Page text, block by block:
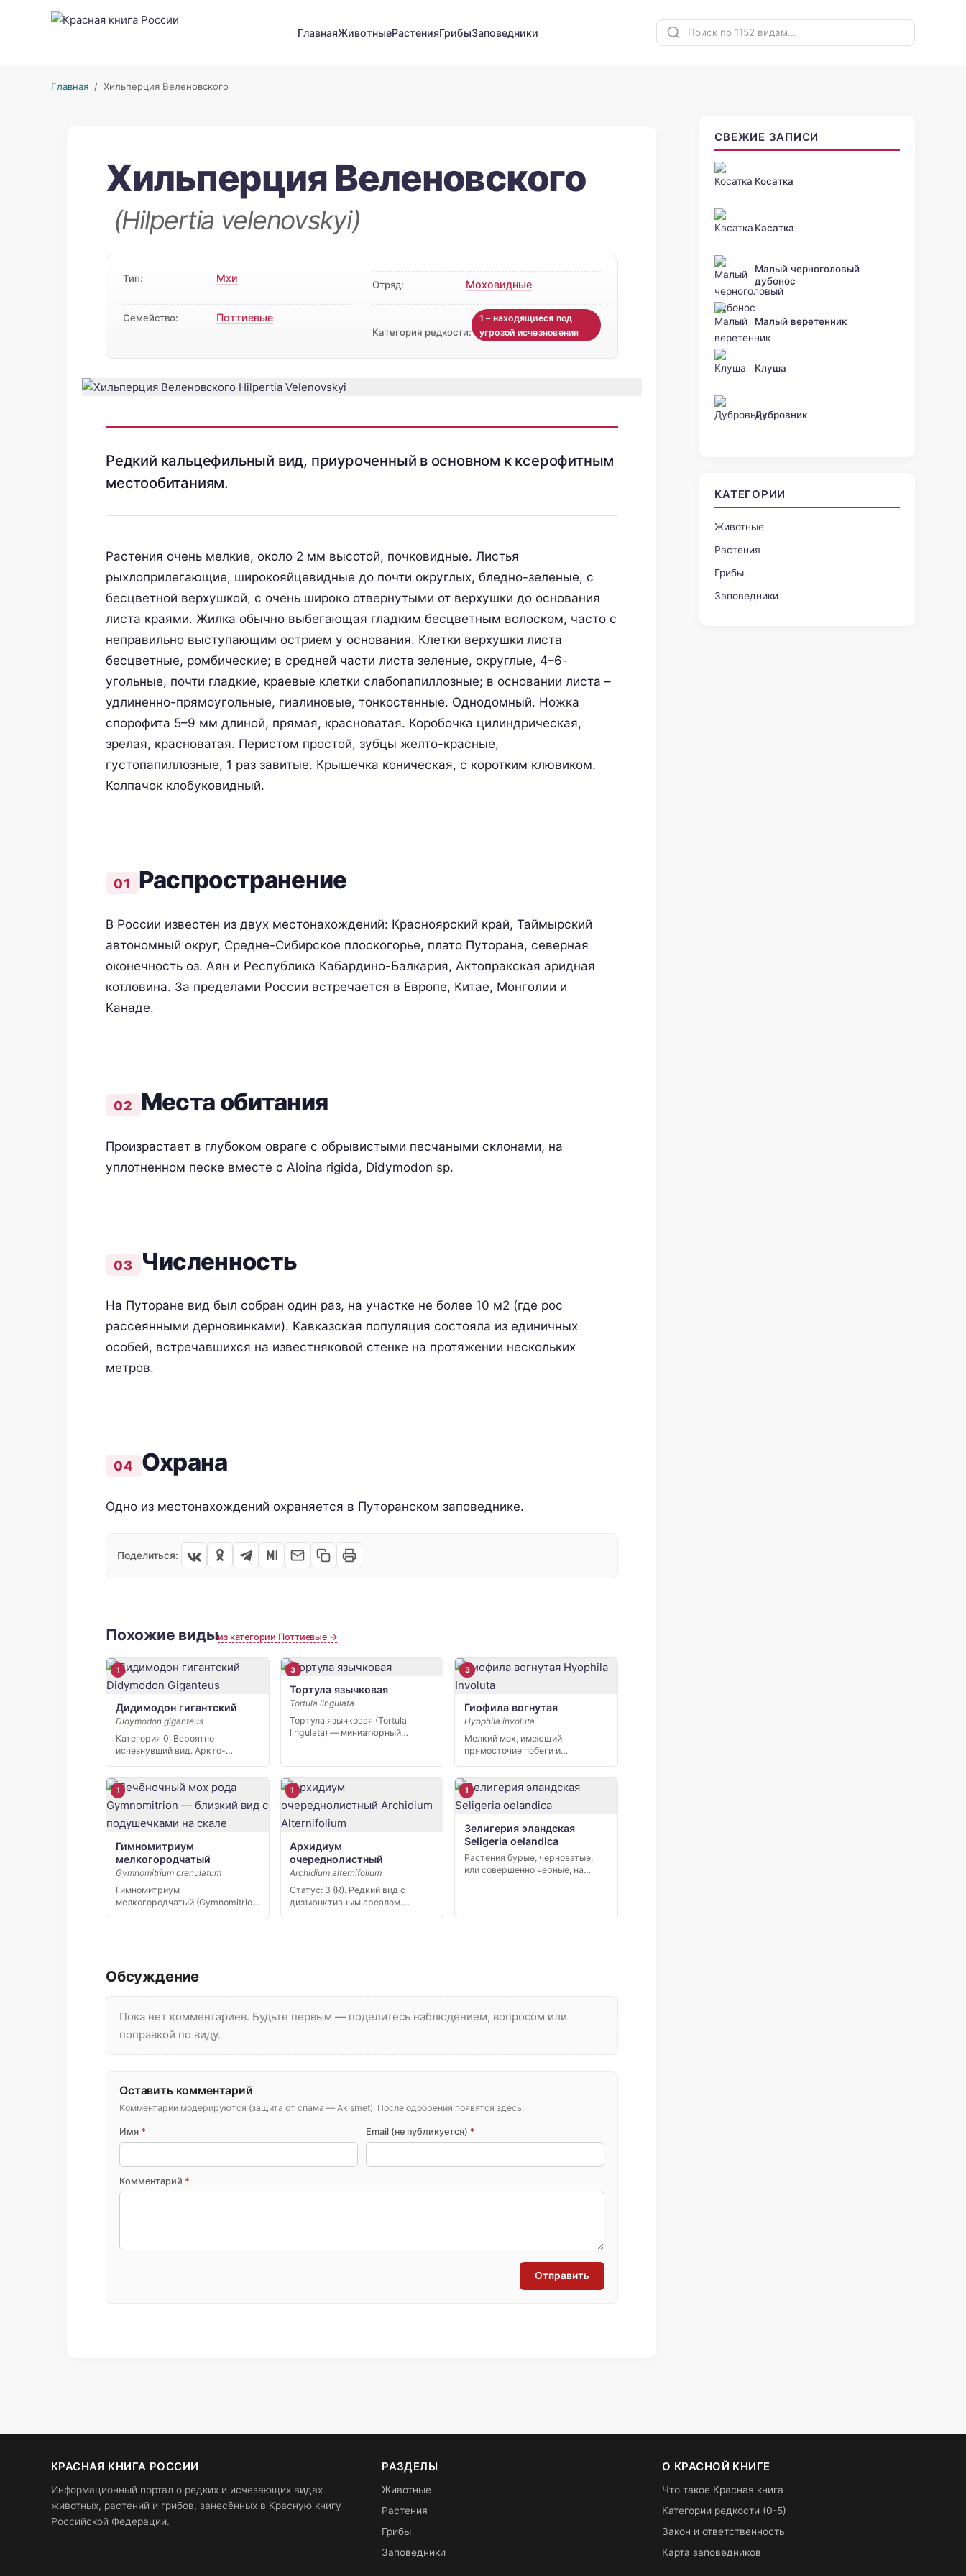
ГлавнаяЖивотныеРастенияГрибыЗаповедники
Главная/ Хильперция Веленовского
Хильперция Веленовского
(Hilpertia velenovskyi)
Тип: Мхи
Отряд: Моховидные
Семейство: Поттиевые
Категория редкости:
1 – находящиеся под
угрозой исчезновения
Pедкий кальцефильный вид, приуроченный в основном к ксерофитным
местообитаниям.
Растения очень мелкие, около 2 мм высотой, почковидные. Листья
рыхлоприлегающие, широкояйцевидные до почти округлых, бледно-зеленые, с
бесцветной верхушкой, с очень широко отвернутыми от верхушки до основания
листа краями. Жилка обычно выбегающая гладким бесцветным волоском, часто с
неправильно выступающим острием у основания. Клетки верхушки листа
бесцветные, ромбические; в средней части листа зеленые, округлые, 4–6-
угольные, почти гладкие, краевые клетки слабопапиллозные; в основании листа –
удлиненно-прямоугольные, гиалиновые, тонкостенные. Однодомный. Ножка
спорофита 5–9 мм длиной, прямая, красноватая. Коробочка цилиндрическая,
зрелая, красноватая. Перистом простой, зубцы желто-красные,
густопапиллозные, 1 раз завитые. Крышечка коническая, с коротким клювиком.
Колпачок клобуковидный.
Распространение
В России известен из двух местонахождений: Красноярский край, Таймырский
автономный округ, Средне-Сибирское плоскогорье, плато Путорана, северная
оконечность оз. Аян и Республика Кабардино-Балкария, Актопракская аридная
котловина. За пределами России встречается в Европе, Китае, Монголии и
Канаде.
Места обитания
Произрастает в глубоком овраге с обрывистыми песчаными склонами, на
уплотненном песке вместе с Aloina rigida, Didymodon sp.
Численность
На Путоране вид был собран один раз, на участке не более 10 м2 (где рос
рассеянными дерновинками). Кавказская популяция состояла из единичных
особей, встречавшихся на известняковой стенке на протяжении нескольких
метров.
Oхранa
Одно из местонахождений охраняется в Путоранском заповеднике.
Поделиться:
Похожие видыиз категории Поттиевые →
1
Дидимодон гигантский
Didymodon giganteus
Категория 0: Вероятно
исчезнувший вид. Аркто-
дизъюнктивным ареалом. […]
3
Тортула язычковая
Tortula lingulata
Тортула язычковая (Tortula
lingulata) — миниатюрный
3
Гиофила вогнутая
Hyophila involuta
Мелкий мох, имеющий
прямосточие побеги и
рыхлые дерновинки. […]
1
Гимномитриум
мелкогородчатый
Gymnomitrium crenulatum
Гимномитриум
мелкогородчатый (Gymnomitrion
1
Архидиум
очереднолистный
Archidium alternifolium
Статус: 3 (R). Редкий вид с
дизъюнктивным ареалом.
1
Зелигерия эландская
Seligeria оelandica
Растения бурые, черноватые,
или совер­шенно черные, на
Обсуждение
Пока нет комментариев. Будьте первым — поделитесь наблюдением, вопросом или
поправкой по виду.
Оставить комментарий
Комментарии модерируются (защита от спама — Akismet). После одобрения появятся здесь.
Имя * Email (не публикуется) *
Комментарий *
Отправить
СВЕЖИЕ ЗАПИСИ
Косатка
Касатка
Малый черноголовый
дубонос
Малый веретенник
Клуша
Дубровник
КАТЕГОРИИ
Животные
Растения
Грибы
Заповедники
КРАСНАЯ КНИГА РОССИИ
Информационный портал о редких и исчезающих видах
животных, растений и грибов, занесённых в Красную книгу
Российской Федерации.
РАЗДЕЛЫ
Животные
Растения
Грибы
Заповедники
О КРАСНОЙ КНИГЕ
Что такое Красная книга
Категории редкости (0-5)
Закон и ответственность
Карта заповедников